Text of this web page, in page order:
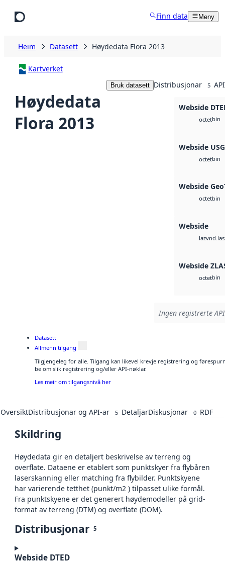
Finn data Meny
Heim Datasett Høydedata Flora 2013
Kartverket
Høydedata
Flora 2013
Bruk datasett Distribusjonar 5
Webside
octetbin
Webside
octetbin
Webside
octetbin
Webside
laz
Webside
octetbin
Ingen registrerte
Datasett
Allmenn tilgang
Tilgjengeleg for alle. Tilgang kan likevel krevje registrering og
be om slik registrering og/eller API-nøklar.
Les meir om tilgangsnivå her
OversiktDistribusjonar og API-ar 5 DetaljarDiskusjonar 0 RDF
Skildring
Høydedata gir en detaljert beskrivelse av terreng og
overflate. Dataene er etablert som punktskyer fra flybåren
laserskanning eller matching fra flybilder. Punktskyene
har varierende tetthet (punkt/m2 ) tilpasset ulike formål.
Fra punktskyene er det generert høydemodeller på grid-
format av terreng (DTM) og overflate (DOM).
Distribusjonar 5
Webside DTED